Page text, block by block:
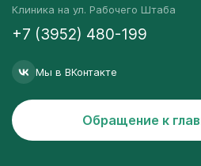
Клиника на ул. Рабочего Штаба
+7 (3952) 480-199
Мы в ВКонтакте
Обращение к